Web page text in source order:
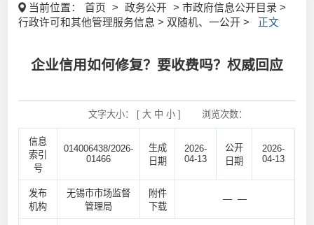
当前位置： 首页 > 政务公开
> 市政府信息公开目录 >
行政许可和其他管理服务信息 > 双随机、一公开 >
正文
企业信用如何修复？要收费吗？权威回应
文字大小： [ 大 中 小] 浏览次数：
信息
索引
号
014006438/2026-
01466
生成
日期
2026-
04-13
公开
日期
2026-
04-13
发布
机构
无锡市市场监督
管理局
附件
下载
— —